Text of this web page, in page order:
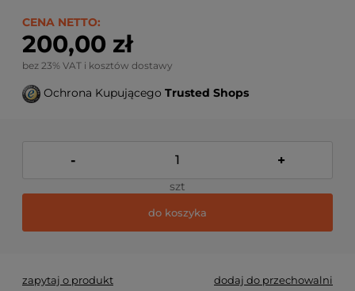
CENA NETTO:
200,00 zł
bez 23% VAT i kosztów dostawy
Ochrona Kupującego Trusted Shops
- +
szt
do koszyka
zapytaj o produkt dodaj do przechowalni